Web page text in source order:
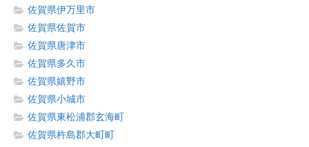
佐賀県伊万里市
佐賀県佐賀市
佐賀県唐津市
佐賀県多久市
佐賀県嬉野市
佐賀県小城市
佐賀県東松浦郡玄海町
佐賀県杵島郡大町町